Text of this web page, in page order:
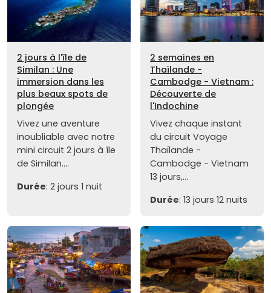
2 jours à l'île de
Similan : Une
immersion dans les
plus beaux spots de
plongée
Vivez une aventure
inoubliable avec notre
mini circuit 2 jours à île
de Similan....
Durée: 2 jours 1 nuit
2 semaines en
Thaïlande -
Cambodge - Vietnam :
Découverte de
l'Indochine
Vivez chaque instant
du circuit Voyage
Thaïlande -
Cambodge - Vietnam
13 jours,...
Durée: 13 jours 12 nuits